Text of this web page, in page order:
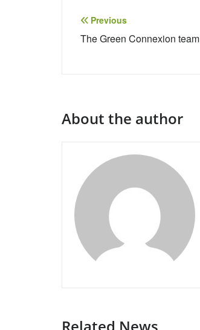
Post
navigation
Previous
The Green Connexion team
About the author